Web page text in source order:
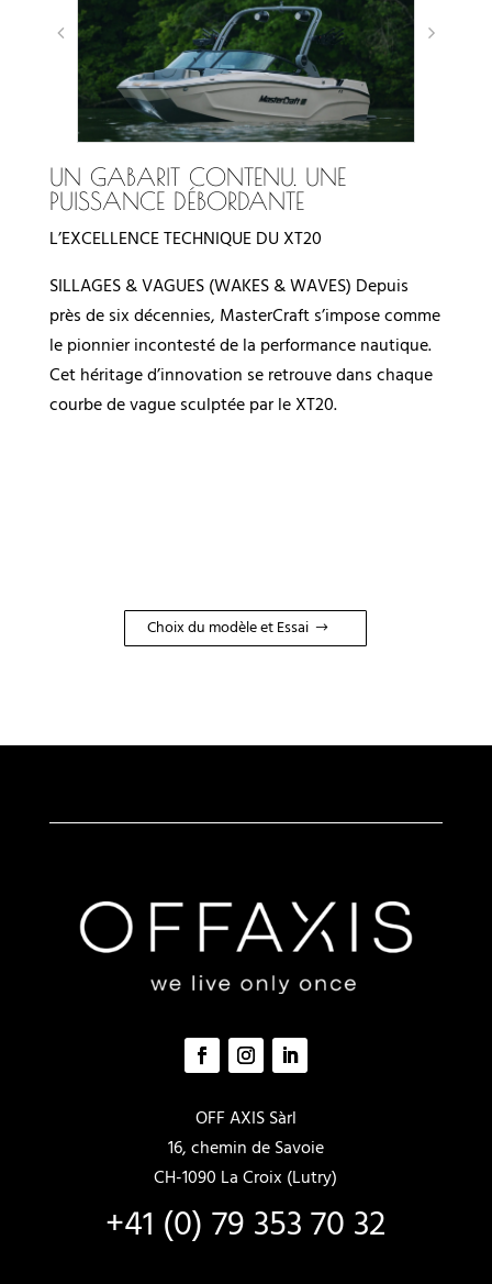
UN GABARIT CONTENU. UNE
PUISSANCE DÉBORDANTE
L’EXCELLENCE TECHNIQUE DU XT20
SILLAGES & VAGUES (WAKES & WAVES) Depuis
près de six décennies, MasterCraft s’impose comme
le pionnier incontesté de la performance nautique.
Cet héritage d’innovation se retrouve dans chaque
courbe de vague sculptée par le XT20.
Choix du modèle et Essai
OFF AXIS Sàrl
16, chemin de Savoie
CH-1090 La Croix (Lutry)
+41 (0) 79 353 70 32